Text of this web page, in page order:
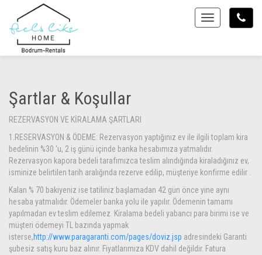
Toggle
Şartlar & Koşullar
REZERVASYON VE KİRALAMA ŞARTLARI
1.RESERVASYON & ÖDEME: Rezervasyon yaptığınız ev ile ilgili toplam kira
bedelinin %30 ‘u, 2 iş günü içinde banka hesabımıza yatmalıdır.
Rezervasyon kapora bedeli tarafımızca teslim alındığında kiraladığınız ev,
isminize belirtilen tarih aralığında rezerve edilip, müşteriye konfirme edilir .
Kalan % 70 bakiyeniz ise tatiliniz başlamadan 42 gün önce yine aynı
hesaba yatmalıdır. Ödemeler banka yolu ile yapılır. Ödemenin tamamı
yapılmadan ev teslim edilemez. Kiralama bedeli yabancı para birimi ise ve
müşteri ödemeyi TL bazında yapmak
isterse,http://www.paragaranti.com/pages/doviz.jsp adresindeki Garanti
şubesiz satış kuru baz alınır. Fiyatlarımıza KDV dahil değildir. Fatura